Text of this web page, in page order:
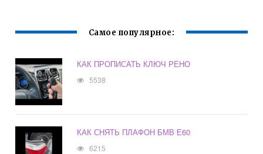
Самое популярное:
КАК ПРОПИСАТЬ КЛЮЧ РЕНО
5538
КАК СНЯТЬ ПЛАФОН БМВ Е60
6215